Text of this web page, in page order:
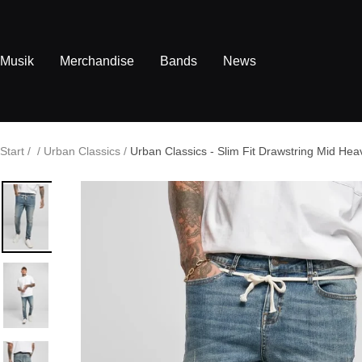
Inhalt
Musik Merchandise Bands News
Start Urban Classics Urban Classics - Slim Fit Drawstring Mid